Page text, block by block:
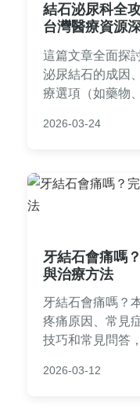
結石泌尿科全
台灣醫療資源
這篇文章全面探
泌尿結石的成因
療選項（如藥物
實際經驗和專業
2026-03-24
牙結石會痛嗎
與治療方法
牙結石會痛嗎？
疼痛原因、常見
技巧和常見問答
2026-03-12